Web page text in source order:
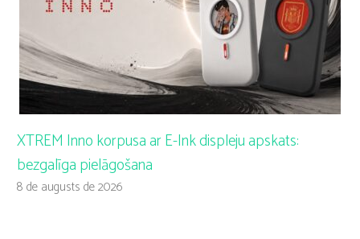
XTREM Inno korpusa ar E-Ink displeju apskats:
bezgalīga pielāgošana
8 de augusts de 2026